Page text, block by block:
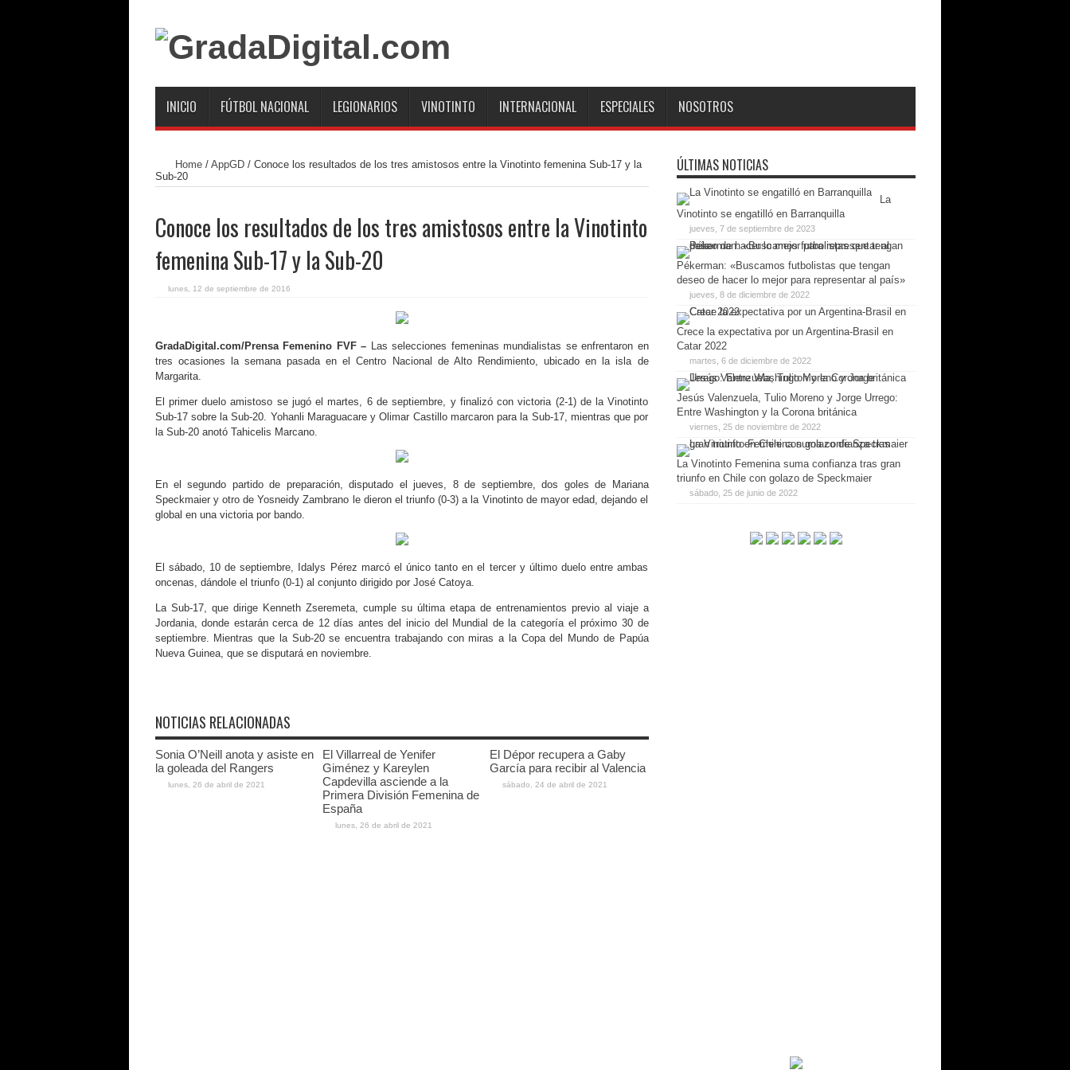
INICIO FÚTBOL NACIONAL LEGIONARIOS VINOTINTO INTERNACIONAL ESPECIALES NOSOTROS
Home/ AppGD/ Conoce los resultados de los tres amistosos entre la Vinotinto femenina Sub-17 y la
Sub-20
Conoce los resultados de los tres amistosos entre la Vinotinto
femenina Sub-17 y la Sub-20
lunes, 12 de septiembre de 2016
GradaDigital.com/Prensa Femenino FVF – Las selecciones femeninas mundialistas se enfrentaron en
tres ocasiones la semana pasada en el Centro Nacional de Alto Rendimiento, ubicado en la isla de
Margarita.
El primer duelo amistoso se jugó el martes, 6 de septiembre, y finalizó con victoria (2-1) de la Vinotinto
Sub-17 sobre la Sub-20. Yohanli Maraguacare y Olimar Castillo marcaron para la Sub-17, mientras que por
la Sub-20 anotó Tahicelis Marcano.
En el segundo partido de preparación, disputado el jueves, 8 de septiembre, dos goles de Mariana
Speckmaier y otro de Yosneidy Zambrano le dieron el triunfo (0-3) a la Vinotinto de mayor edad, dejando el
global en una victoria por bando.
El sábado, 10 de septiembre, Idalys Pérez marcó el único tanto en el tercer y último duelo entre ambas
oncenas, dándole el triunfo (0-1) al conjunto dirigido por José Catoya.
La Sub-17, que dirige Kenneth Zseremeta, cumple su última etapa de entrenamientos previo al viaje a
Jordania, donde estarán cerca de 12 días antes del inicio del Mundial de la categoría el próximo 30 de
septiembre. Mientras que la Sub-20 se encuentra trabajando con miras a la Copa del Mundo de Papúa
Nueva Guinea, que se disputará en noviembre.
NOTICIAS RELACIONADAS
Sonia O’Neill anota y asiste en
la goleada del Rangers
lunes, 26 de abril de 2021
El Villarreal de Yenifer
Giménez y Kareylen
Capdevilla asciende a la
Primera División Femenina de
España
lunes, 26 de abril de 2021
El Dépor recupera a Gaby
García para recibir al Valencia
sábado, 24 de abril de 2021
ÚLTIMAS NOTICIAS
La
Vinotinto se engatilló en Barranquilla
jueves, 7 de septiembre de 2023
Pékerman: «Buscamos futbolistas que tengan
deseo de hacer lo mejor para representar al país»
jueves, 8 de diciembre de 2022
Crece la expectativa por un Argentina-Brasil en
Catar 2022
martes, 6 de diciembre de 2022
Jesús Valenzuela, Tulio Moreno y Jorge Urrego:
Entre Washington y la Corona británica
viernes, 25 de noviembre de 2022
La Vinotinto Femenina suma confianza tras gran
triunfo en Chile con golazo de Speckmaier
sábado, 25 de junio de 2022